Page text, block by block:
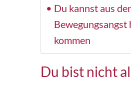
Du kannst aus der
Bewegungsangst
kommen
Du bist nicht